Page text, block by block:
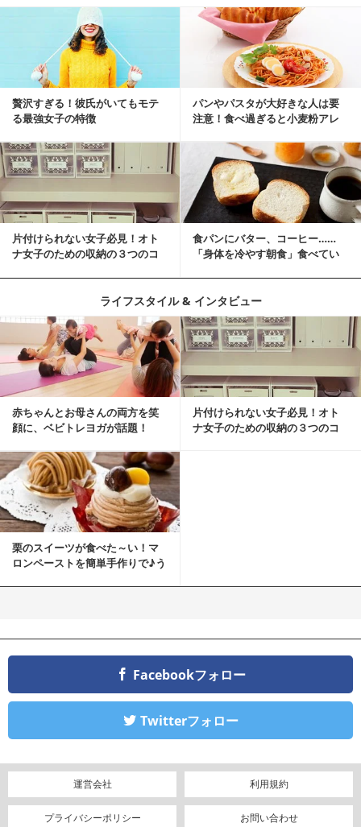
贅沢すぎる！彼氏がいてもモテ
る最強女子の特徴
パンやパスタが大好きな人は要
注意！食べ過ぎると小麦粉アレ
片付けられない女子必見！オト
ナ女子のための収納の３つのコ
食パンにバター、コーヒー……
「身体を冷やす朝食」食べてい
ライフスタイル & インタビュー
赤ちゃんとお母さんの両方を笑
顔に、ベビトレヨガが話題！
片付けられない女子必見！オト
ナ女子のための収納の３つのコ
栗のスイーツが食べた～い！マ
ロンペーストを簡単手作りで♪う
Facebookフォロー
Twitterフォロー
運営会社 利用規約
プライバシーポリシー お問い合わせ